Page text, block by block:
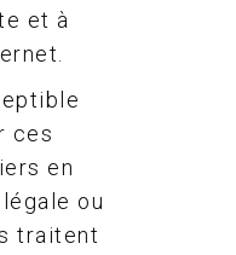
et à
ces
en
ou
traitent